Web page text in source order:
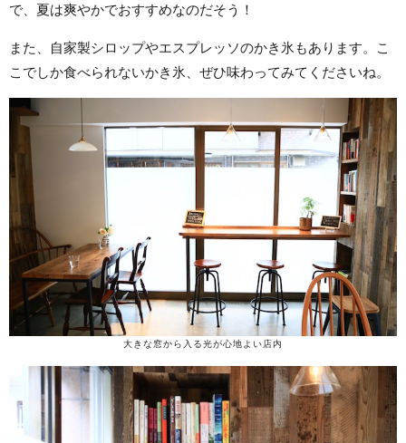
で、夏は爽やかでおすすめなのだそう！
また、自家製シロップやエスプレッソのかき氷もあります。こ
こでしか食べられないかき氷、ぜひ味わってみてくださいね。
大きな窓から入る光が心地よい店内